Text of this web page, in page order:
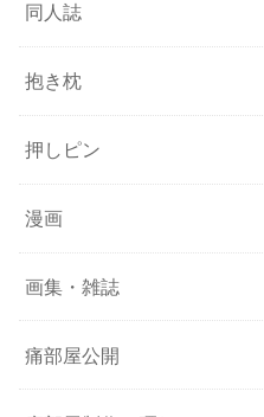
同人誌
抱き枕
押しピン
漫画
画集・雑誌
痛部屋公開